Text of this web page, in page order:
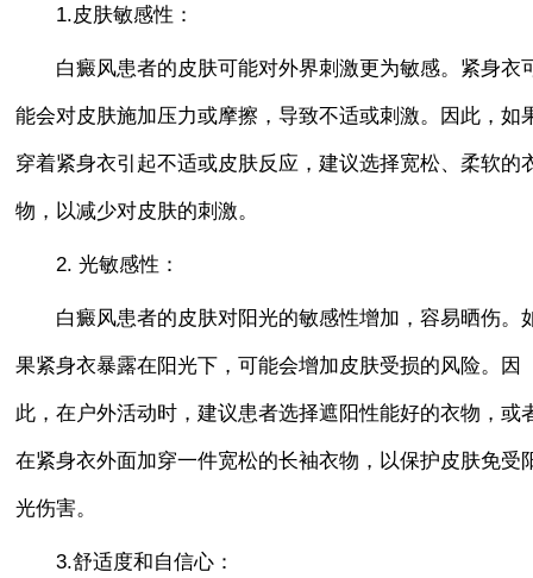
1.皮肤敏感性：
白癜风患者的皮肤可能对外界刺激更为敏感。紧身衣
能会对皮肤施加压力或摩擦，导致不适或刺激。因此，如
穿着紧身衣引起不适或皮肤反应，建议选择宽松、柔软的
物，以减少对皮肤的刺激。
2. 光敏感性：
白癜风患者的皮肤对阳光的敏感性增加，容易晒伤。
果紧身衣暴露在阳光下，可能会增加皮肤受损的风险。因
此，在户外活动时，建议患者选择遮阳性能好的衣物，或
在紧身衣外面加穿一件宽松的长袖衣物，以保护皮肤免受
光伤害。
3.舒适度和自信心：